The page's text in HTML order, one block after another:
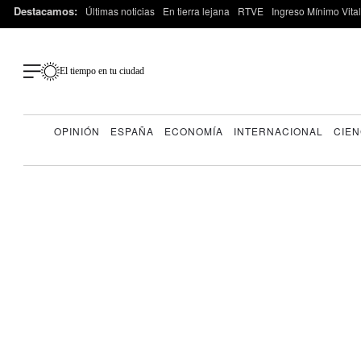
Destacamos: Últimas noticias En tierra lejana RTVE Ingreso Mínimo Vital
El tiempo en tu ciudad
OPINIÓN ESPAÑA ECONOMÍA INTERNACIONAL